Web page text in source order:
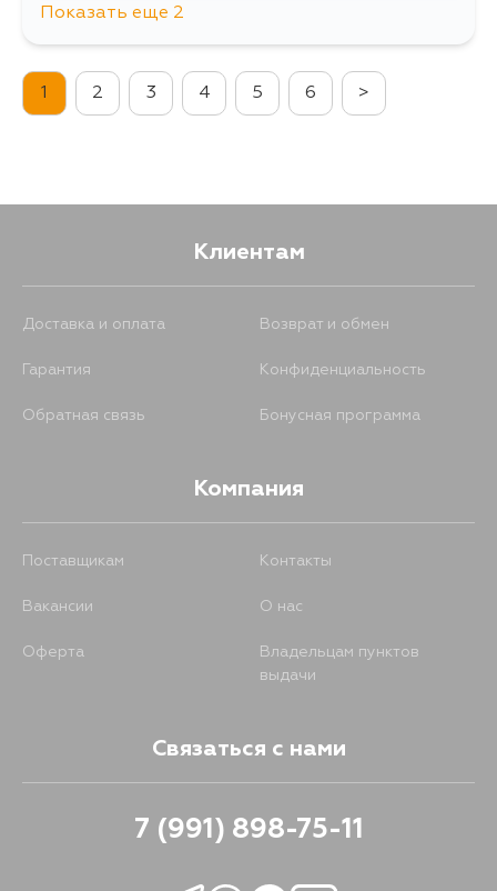
4 сентября
Показать еще 2
1 2 3 4 5 6 >
Клиентам
Доставка и оплата Возврат и обмен
Гарантия Конфиденциальность
Обратная связь Бонусная программа
Компания
Поставщикам Контакты
Вакансии О нас
Оферта
Владельцам пунктов
выдачи
Связаться с нами
7 (991) 898-75-11